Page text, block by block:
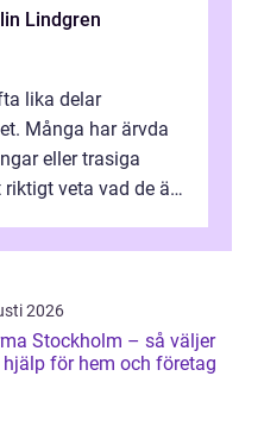
Lindgren
lika delar
Många har ärvda
eller trasiga
veta vad de är
2026
Stockholm – så väljer
för hem och företag